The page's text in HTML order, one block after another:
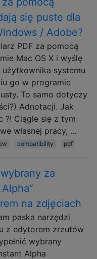
się puste dla
/ Adobe?
PDF za pomocą
Mac OS X i wyślę
systemu
go w programie
To samo dotyczy
Adnotacji. Jak
?! Ciągle się z tym
własnej pracy, …
compatibility pdf
za
na zdjęciach
paska narzędzi
z edytorem zrzutów
wybrany
Alpha